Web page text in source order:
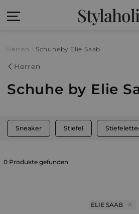
Herren Schuheby Elie Saab
Herren
Schuhe by Elie
Sneaker Stiefel
0 Produkte gefunden
ELIE SAAB